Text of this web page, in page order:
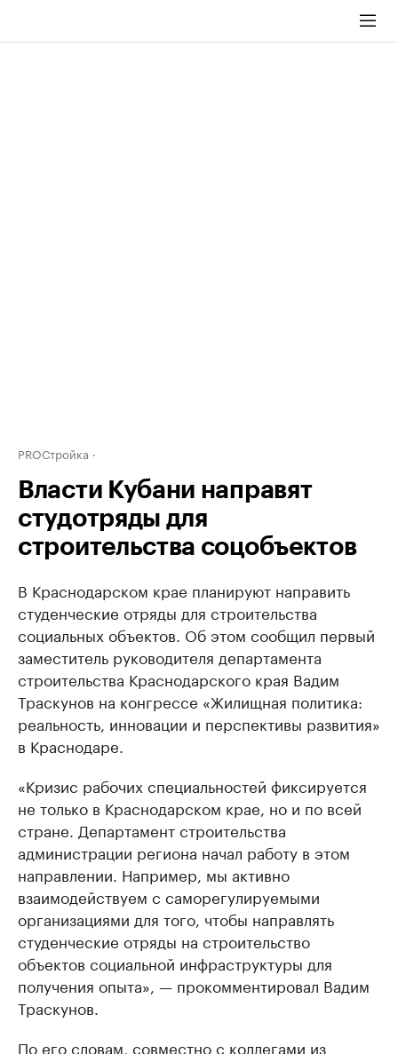
PROСтройка
Власти Кубани направят
студотряды для
строительства соцобъектов
В Краснодарском крае планируют направить
студенческие отряды для строительства
социальных объектов. Об этом сообщил первый
заместитель руководителя департамента
строительства Краснодарского края Вадим
Траскунов на конгрессе «Жилищная политика:
реальность, инновации и перспективы развития»
в Краснодаре.
«Кризис рабочих специальностей фиксируется
не только в Краснодарском крае, но и по всей
стране. Департамент строительства
администрации региона начал работу в этом
направлении. Например, мы активно
взаимодействуем с саморегулируемыми
организациями для того, чтобы направлять
студенческие отряды на строительство
объектов социальной инфраструктуры для
получения опыта», — прокомментировал Вадим
Траскунов.
По его словам, совместно с коллегами из